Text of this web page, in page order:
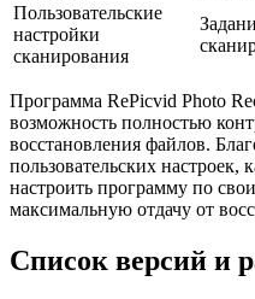
Пользовательские
настройки
сканирования
Программа RePicvid Photo
возможность полностью
восстановления файлов.
пользовательских
настроить программу по
максимальную отдачу от
Список версий и